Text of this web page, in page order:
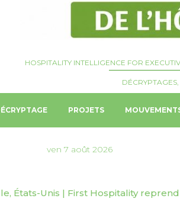
HOSPITALITY INTELLIGENCE FOR
PROJETS
ven 7 août 2026
États-Unis | First Hospitality
Suisse🇨🇭 | Genève Tourisme &